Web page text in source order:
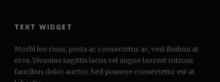
TEXT WIDGET
Morbi leo risus, porta ac consectetur ac, vest ibulum at
eros. Vivamus sagittis lacus vel augue laoreet rutrum
faucibus dolor auctor. Sed posuere consectetur est at